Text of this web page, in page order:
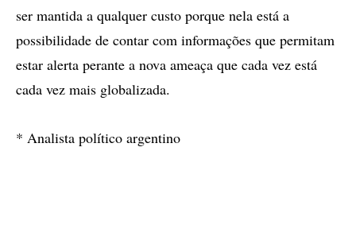
ser mantida a qualquer custo porque nela está a
possibilidade de contar com informações que permitam
estar alerta perante a nova ameaça que cada vez está
cada vez mais globalizada.
* Analista político argentino